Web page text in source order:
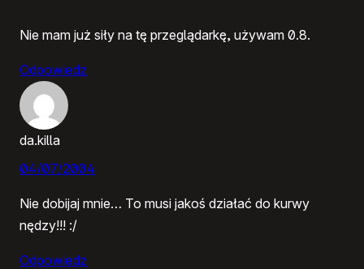
Nie mam już siły na tę przeglądarkę, używam 0.8.
Odpowiedz
da.killa
04/07/2004
Nie dobijaj mnie… To musi jakoś działać do kurwy
nędzy!!! :/
Odpowiedz